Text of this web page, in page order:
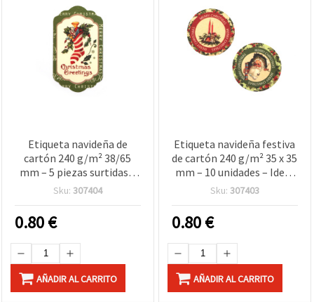
Etiqueta navideña de
cartón 240 g/m² 38/65
mm – 5 piezas surtidas –
Ideal para envolver
manualidades de Navidad
Sku: 307404
0.80€
AÑADIR AL CARRITO
Etiqueta navideña festiva
de cartón 240 g/m² 35 x 35
mm – 10 unidades – Ideal
para envolver regalos,
manualidades DIY de
Sku: 307403
0.80€
AÑADIR AL CARRITO